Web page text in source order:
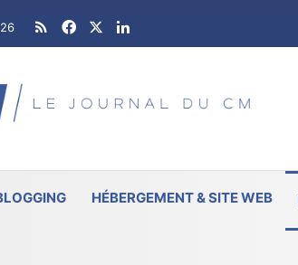
RSSFacebookLinkedin
HÉBERGEMENT & SITE WEB